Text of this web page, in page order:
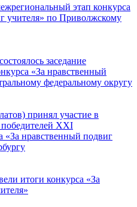
этап конкурса
учителя» по Приволжскому
заседание
«За нравственный
федеральному округу
принял участие в
XXI
«За нравственный подвиг
итоги конкурса «За